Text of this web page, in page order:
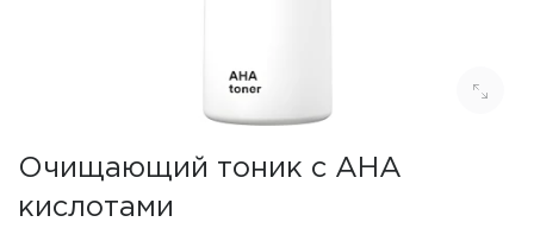
Очищающий тоник с AHA
кислотами